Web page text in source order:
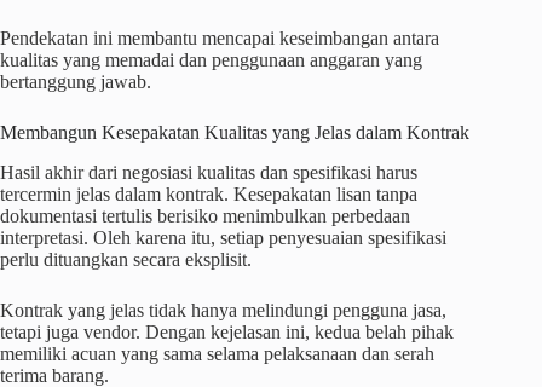
Pendekatan ini membantu mencapai keseimbangan antara
kualitas yang memadai dan penggunaan anggaran yang
bertanggung jawab.
Membangun Kesepakatan Kualitas yang Jelas dalam Kontrak
Hasil akhir dari negosiasi kualitas dan spesifikasi harus
tercermin jelas dalam kontrak. Kesepakatan lisan tanpa
dokumentasi tertulis berisiko menimbulkan perbedaan
interpretasi. Oleh karena itu, setiap penyesuaian spesifikasi
perlu dituangkan secara eksplisit.
Kontrak yang jelas tidak hanya melindungi pengguna jasa,
tetapi juga vendor. Dengan kejelasan ini, kedua belah pihak
memiliki acuan yang sama selama pelaksanaan dan serah
terima barang.